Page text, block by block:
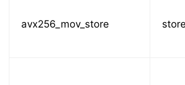
avx256_mov_store store